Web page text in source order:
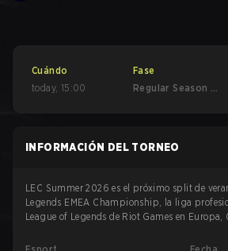
Cuándo
today, 15:00
Fase
Regular Season -
INFORMACIÓN DEL TORNEO
LEC Summer 2026 es el próximo split de
Legends EMEA Championship, la liga
League of Legends de Riot Games en Europa,